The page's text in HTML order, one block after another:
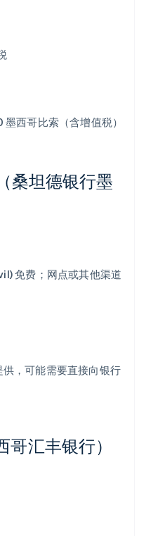
墨西哥比索（含增值税）
桑坦德银行墨
免费；网点或其他渠道
，可能需要直接向银行
汇丰银行）